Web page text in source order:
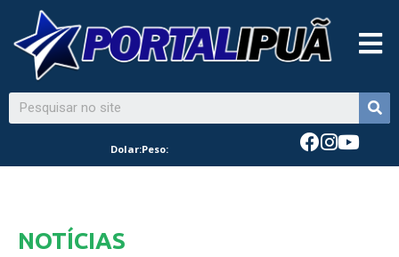
Dolar:Peso:
NOTÍCIAS